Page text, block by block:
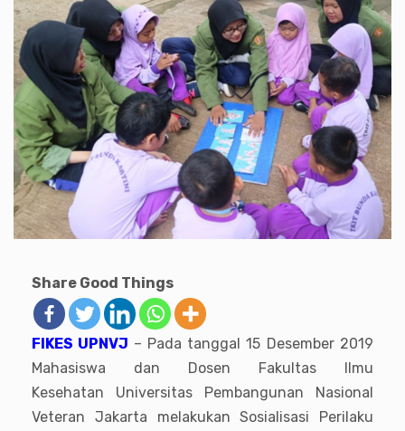
Share Good Things
FIKES UPNVJ – Pada tanggal 15 Desember 2019
Mahasiswa dan Dosen Fakultas Ilmu
Kesehatan Universitas Pembangunan Nasional
Veteran Jakarta melakukan Sosialisasi Perilaku